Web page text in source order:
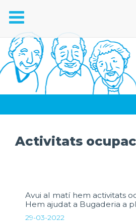
Toggle
navigation
Activitats
Avui al matí hem activitats
Hem ajudat a Bugaderia a
29-03-2022